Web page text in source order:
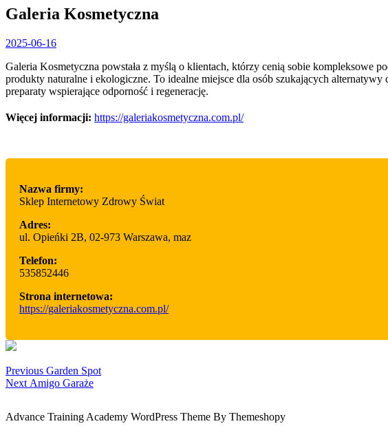
Galeria Kosmetyczna
2025-06-162025-
16
Galeria Kosmetyczna powstała z myślą o klientach, którzy cenią sobie kompleksowe
produkty naturalne i ekologiczne. To idealne miejsce dla osób szukających
preparaty wspierające odporność i regenerację.
Więcej informacji: https://galeriakosmetyczna.com.pl/
Nazwa firmy:
Sklep Internetowy Zdrowy Świat
Adres:
ul. Opieńki 2B, 02-973 Warszawa, maz
Telefon:
535852446
Strona internetowa:
https://galeriakosmetyczna.com.pl/
Facebook
Twitter
sharing
Nawigacja
wpisu
Previous Previous
post:
Garden Spot
Next Next
Amigo Garaże
Advance Training Academy WordPress Theme By Themeshopy